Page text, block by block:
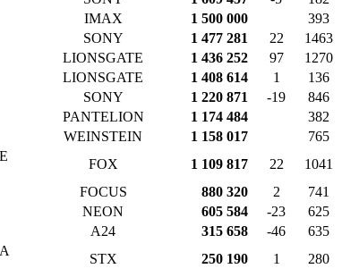
IMAX 1 500 000 393
SONY 1 477 281 22 1463
LIONSGATE 1 436 252 97 1270
LIONSGATE 1 408 614 1 136
SONY 1 220 871 -19 846
PANTELION 1 174 484 382
WEINSTEIN 1 158 017 765
FOX 1 109 817 22 1041
FOCUS 880 320 2 741
NEON 605 584 -23 625
A24 315 658 -46 635
STX 250 190 1 280